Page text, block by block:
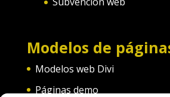
Modelos de
Modelos web Divi
Páginas demo